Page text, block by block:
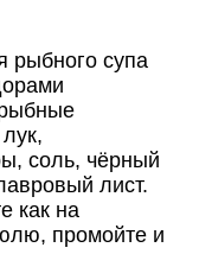
рыбного супа
соль, чёрный
лист.
как на
промойте и